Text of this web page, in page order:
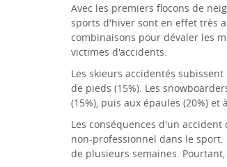
Avec les premiers flocons de
sports d'hiver sont en effet très
combinaisons pour dévaler les
victimes d'accidents.
Les skieurs accidentés
de pieds (15%). Les
(15%), puis aux épaules (20%) et
Les conséquences d'un
non-professionnel dans le
de plusieurs semaines.